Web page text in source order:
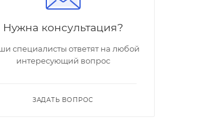
Нужна консультация?
специалисты ответят на любой
интересующий вопрос
ЗАДАТЬ ВОПРОС